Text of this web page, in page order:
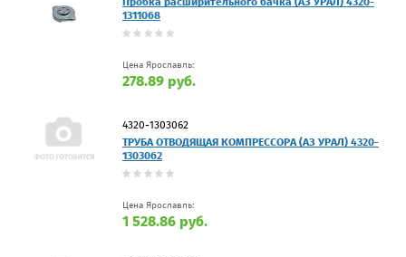
1311068
Цена Ярославль:
278.89 руб.
4320-1303062
ТРУБА ОТВОДЯЩАЯ КОМПРЕССОРА (АЗ УРАЛ) 4320-
1303062
Цена Ярославль:
1 528.86 руб.